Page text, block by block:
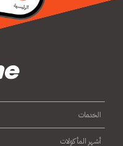
الخدمات
أشهر المأكولات